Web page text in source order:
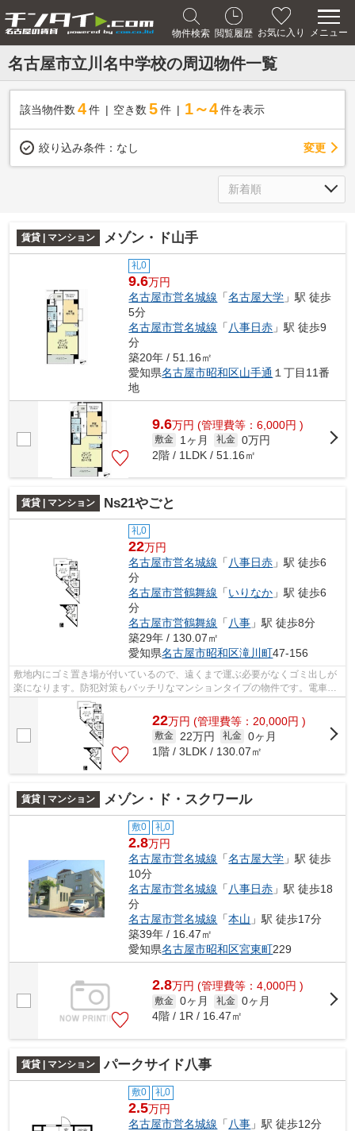
物件検索 閲覧履歴 お気に入り メニュー
名古屋市立川名中学校の周辺物件一覧
該当物件数 4件 空き数 5 件 1～4 件を表示
絞り込み条件： なし 変更
賃貸 | マンション メゾン・ド山手
礼0
9.6万円
名古屋市営名城線 「名古屋大学 」駅 徒歩
5分
名古屋市営名城線 「八事日赤 」駅 徒歩9
分
築20年 / 51.16㎡
愛知県名古屋市昭和区山手通 １丁目11番
地
9.6万円 (管理費等：6,000円 )
敷金 1ヶ月 礼金 0万円
2階 / 1LDK / 51.16㎡
賃貸 | マンション Ns21やごと
礼0
22万円
名古屋市営名城線 「 八事日赤 」駅 徒歩6
分
名古屋市営鶴舞線 「いりなか 」駅 徒歩6
分
名古屋市営鶴舞線 「 八事 」駅 徒歩8分
築29年 / 130.07㎡
愛知県名古屋市昭和区滝川町47-156
敷地内にゴミ置き場が付いているので、遠くまで運ぶ必要がなくゴミ出しが
楽になります。防犯対策もバッチリなマンションタイプの物件です。電車移
動の多い方に嬉しい駅から徒歩6分の物...
22万円 (管理費等：20,000円 )
敷金 22万円 礼金 0ヶ月
1階 / 3LDK / 130.07㎡
賃貸 | マンション メゾン・ド・スクワール
敷0 礼0
2.8万円
名古屋市営名城線 「名古屋大学 」駅 徒歩
10分
名古屋市営名城線 「 八事日赤 」駅 徒歩18
分
名古屋市営名城線 「本山 」駅 徒歩17分
築39年 / 16.47㎡
愛知県名古屋市昭和区宮東町229
2.8万円 (管理費等：4,000円 )
敷金 0ヶ月 礼金 0ヶ月
4階 / 1R / 16.47㎡
賃貸 | マンション パークサイド八事
敷0 礼0
2.5万円
名古屋市営名城線 「 八事 」駅 徒歩12分